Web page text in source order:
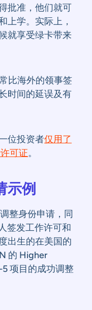
批准，他们就可
上学。实际上，
就享受绿卡带来
比海外的领事签
时间的延误及有
位投资者仅用了
可证。
示例
整身份申请，同
签发工作许可和
出生的在美国的
的 Higher
项目的成功调整